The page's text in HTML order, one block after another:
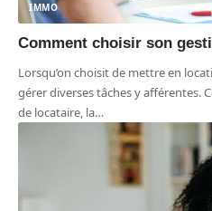
IMMO
Comment choisir son
Lorsqu’on choisit de mettre en
gérer diverses tâches y afférentes.
de locataire, la…